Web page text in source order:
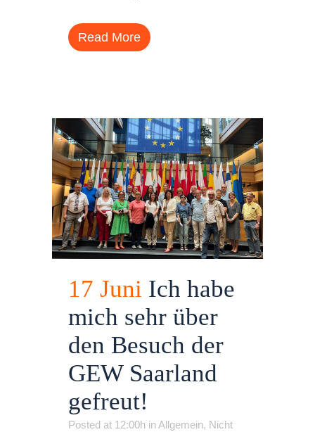
Read More
17 Juni Ich habe
mich sehr über
den Besuch der
GEW Saarland
gefreut!
Posted at 12:00h inAllgemein, Nicht